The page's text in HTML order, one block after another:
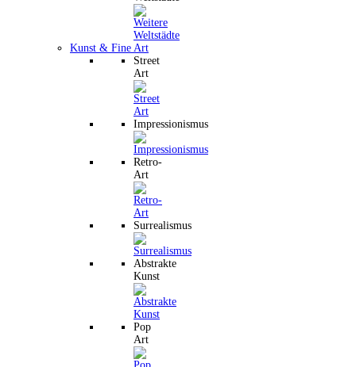
Kunst & Fine Art
Street
Art
Impressionismus
Retro-
Art
Surrealismus
Abstrakte
Kunst
Pop
Art